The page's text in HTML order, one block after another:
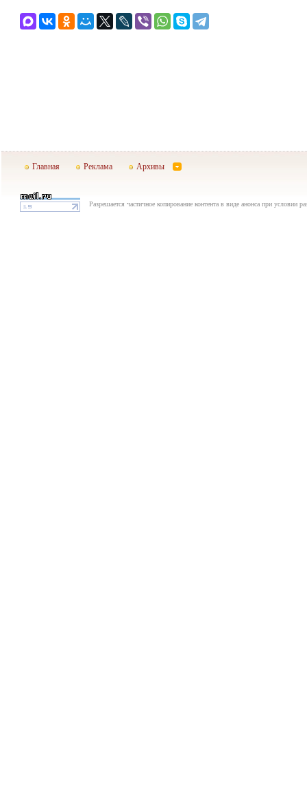
Главная Реклама Архивы
Разрешается частичное копирование контента в виде анонса при условии